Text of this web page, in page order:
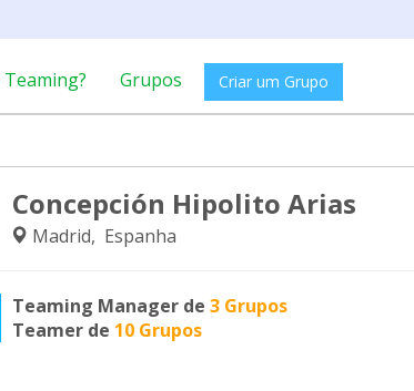
Grupos Criar um Grupo
Concepción Hipolito Arias
Madrid, Espanha
Teaming Manager de 3 Grupos
Teamer de 10 Grupos